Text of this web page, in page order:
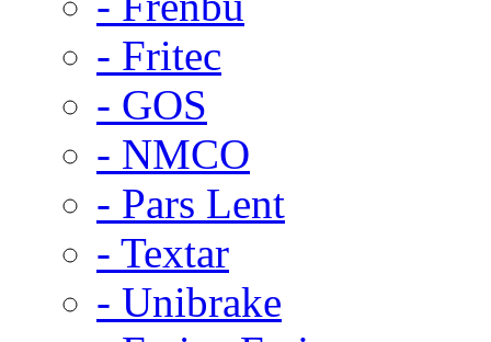
- Fritec
- GOS
- NMCO
- Pars Lent
- Textar
- Unibrake